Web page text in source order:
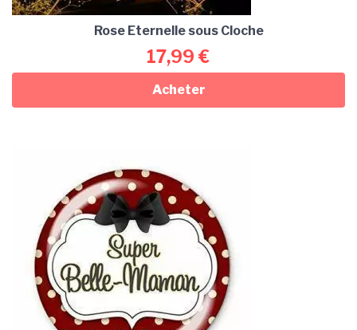
Rose Eternelle sous Cloche
17,99 €
Acheter